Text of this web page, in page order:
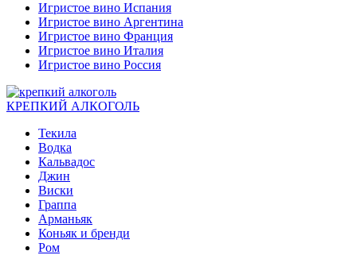
Игристое вино Испания
Игристое вино Аргентина
Игристое вино Франция
Игристое вино Италия
Игристое вино Россия
КРЕПКИЙ АЛКОГОЛЬ
Текила
Водка
Кальвадос
Джин
Виски
Граппа
Арманьяк
Коньяк и бренди
Ром